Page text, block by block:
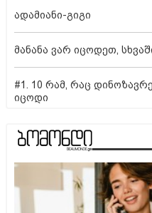
ადამიანი-გიგი
მანანა ვარ იცოდეთ,
#1. 10 რამ, რაც
იცოდი